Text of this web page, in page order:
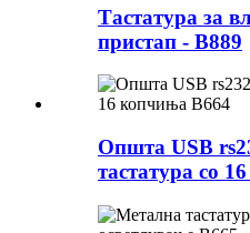
Тастатура за
пристап - B889
Општа USB
тастатура со